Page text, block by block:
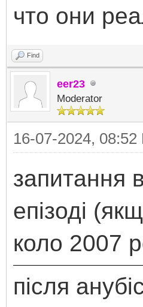
что они
Find
eer23
Moderator
16-07-2024, 08:52
запитання
епізоді
коло 2007
після